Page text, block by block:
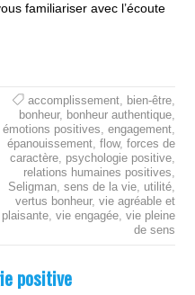
familiariser avec l’écoute
accomplissement, bien-être,
bonheur, bonheur authentique,
émotions positives, engagement,
épanouissement, flow, forces de
caractère, psychologie positive,
relations humaines positives,
Seligman, sens de la vie, utilité,
vertus bonheur, vie agréable et
plaisante, vie engagée, vie pleine
de sens
positive